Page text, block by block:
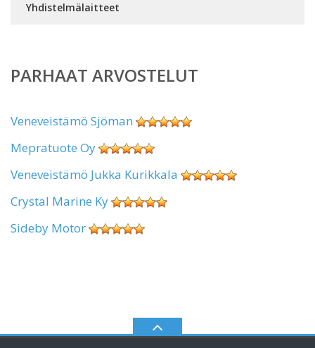
Yhdistelmälaitteet
PARHAAT ARVOSTELUT
Veneveistämö Sjöman
Mepratuote Oy
Veneveistämö Jukka Kurikkala
Crystal Marine Ky
Sideby Motor